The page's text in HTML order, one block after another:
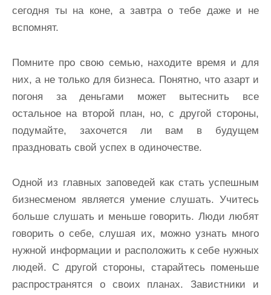
сегодня ты на коне, а завтра о тебе даже и не
вспомнят.
Помните про свою семью, находите время и для
них, а не только для бизнеса. Понятно, что азарт и
погоня за деньгами может вытеснить все
остальное на второй план, но, с другой стороны,
подумайте, захочется ли вам в будущем
праздновать свой успех в одиночестве.
Одной из главных заповедей как стать успешным
бизнесменом является умение слушать. Учитесь
больше слушать и меньше говорить. Люди любят
говорить о себе, слушая их, можно узнать много
нужной информации и расположить к себе нужных
людей. С другой стороны, старайтесь поменьше
распространятся о своих планах. Завистники и